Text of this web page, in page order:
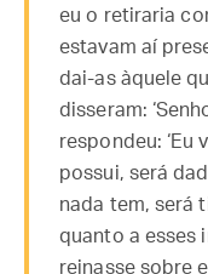
eu o retiraria
estavam aí
dai-as àquele
disseram:
respondeu: ‘Eu
possui, será
nada tem, será
quanto a esses
reinasse sobre